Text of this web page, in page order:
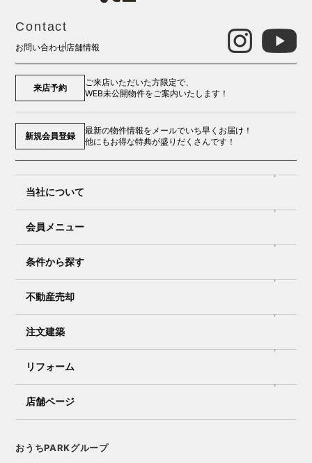
Contact
お問い合わせ店舗情報
来店予約
ご来店いただいた方限定で、
WEB未公開物件をご案内いたします！
新規会員登録
最新の物件情報をメールでいち早くお届け！
他にもお得な特典が盛りだくさんです！
当社について
会員メニュー
条件から探す
不動産売却
注文建築
リフォーム
店舗ページ
おうちPARKグループ